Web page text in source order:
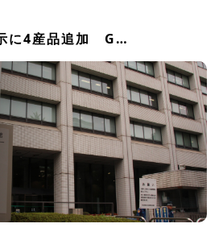
に4産品追加 G…